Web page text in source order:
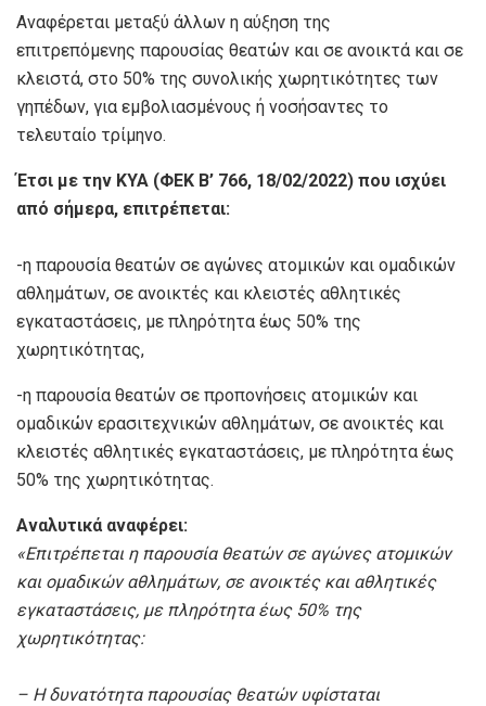
Αναφέρεται μεταξύ άλλων η αύξηση της
επιτρεπόμενης παρουσίας θεατών και σε ανοικτά και σε
κλειστά, στο 50% της συνολικής χωρητικότητες των
γηπέδων, για εμβολιασμένους ή νοσήσαντες το
τελευταίο τρίμηνο.
Έτσι με την ΚΥΑ (ΦΕΚ Β’ 766, 18/02/2022) που ισχύει
από σήμερα, επιτρέπεται:
-η παρουσία θεατών σε αγώνες ατομικών και ομαδικών
αθλημάτων, σε ανοικτές και κλειστές αθλητικές
εγκαταστάσεις, με πληρότητα έως 50% της
χωρητικότητας,
-η παρουσία θεατών σε προπονήσεις ατομικών και
ομαδικών ερασιτεχνικών αθλημάτων, σε ανοικτές και
κλειστές αθλητικές εγκαταστάσεις, με πληρότητα έως
50% της χωρητικότητας.
Αναλυτικά αναφέρει:
«Επιτρέπεται η παρουσία θεατών σε αγώνες ατομικών
και ομαδικών αθλημάτων, σε ανοικτές και αθλητικές
εγκαταστάσεις, με πληρότητα έως 50% της
χωρητικότητας:
– Η δυνατότητα παρουσίας θεατών υφίσταται